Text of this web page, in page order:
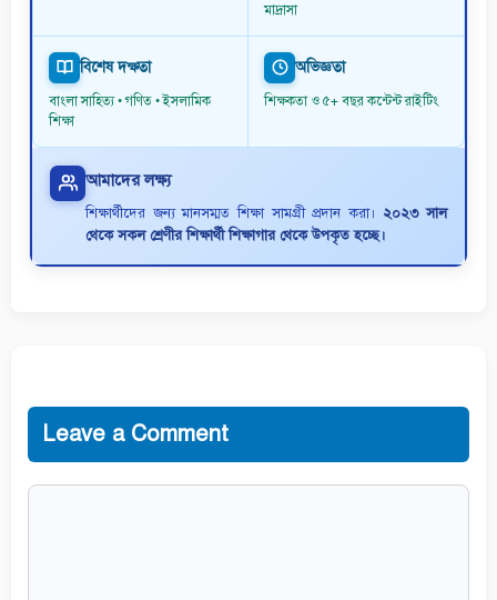
মাদ্রাসা
বিশেষ দক্ষতা
বাংলা সাহিত্য • গণিত • ইসলামিক
শিক্ষা
অভিজ্ঞতা
শিক্ষকতা ও ৫+ বছর কন্টেন্ট রাইটিং
আমাদের লক্ষ্য
শিক্ষার্থীদের জন্য মানসম্মত শিক্ষা সামগ্রী প্রদান করা। ২০২৩ সাল
থেকে সকল শ্রেণীর শিক্ষার্থী শিক্ষাগার থেকে উপকৃত হচ্ছে।
Leave a Comment
Comment